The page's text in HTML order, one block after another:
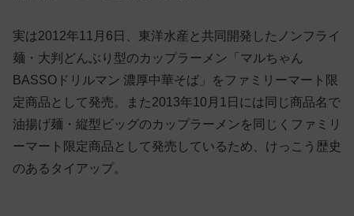
実は2012年11月6日、東洋水産と共同開発したノンフライ
麺・大判どんぶり型のカップラーメン「マルちゃん
BASSOドリルマン 濃厚中華そば」をファミリーマート限
定商品として発売。また2013年10月1日には同じ商品名で
油揚げ麺・縦型ビッグのカップラーメンを同じくファミリ
ーマート限定商品として発売しているため、けっこう歴史
のあるタイアップ。